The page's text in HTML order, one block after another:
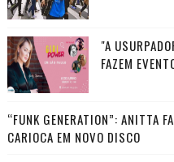
"A
FAZEM
“FUNK GENERATION”: ANITTA
CARIOCA EM NOVO DISCO